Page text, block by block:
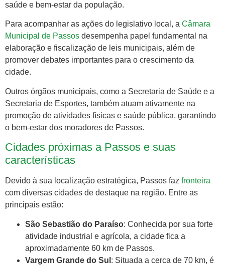
saúde e bem-estar da população.
Para acompanhar as ações do legislativo local, a Câmara
Municipal de Passos desempenha papel fundamental na
elaboração e fiscalização de leis municipais, além de
promover debates importantes para o crescimento da
cidade.
Outros órgãos municipais, como a Secretaria de Saúde e a
Secretaria de Esportes, também atuam ativamente na
promoção de atividades físicas e saúde pública, garantindo
o bem-estar dos moradores de Passos.
Cidades próximas a Passos e suas
características
Devido à sua localização estratégica, Passos faz fronteira
com diversas cidades de destaque na região. Entre as
principais estão:
São Sebastião do Paraíso: Conhecida por sua forte
atividade industrial e agrícola, a cidade fica a
aproximadamente 60 km de Passos.
Vargem Grande do Sul : Situada a cerca de 70 km, é